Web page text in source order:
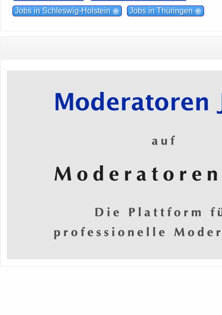
Jobs in Schleswig-Holstein
Jobs in Thüringen